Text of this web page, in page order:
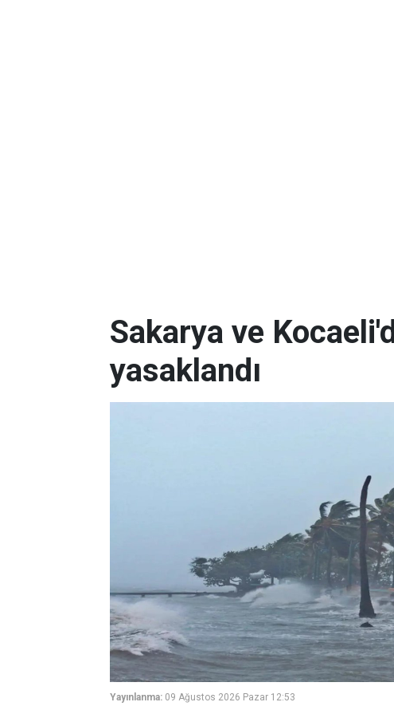
Sakarya ve
yasaklandı
Yayınlanma: 09 Ağustos 2026 Pazar 12:53